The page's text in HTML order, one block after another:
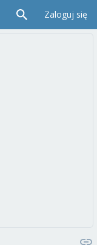
Zaloguj się